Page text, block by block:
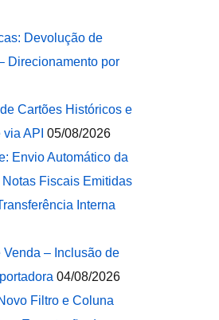
Devolução de
Direcionamento por
Cartões Históricos e
API 05/08/2026
Envio Automático da
Fiscais Emitidas
Interna
Venda – Inclusão de
04/08/2026
Filtro e Coluna